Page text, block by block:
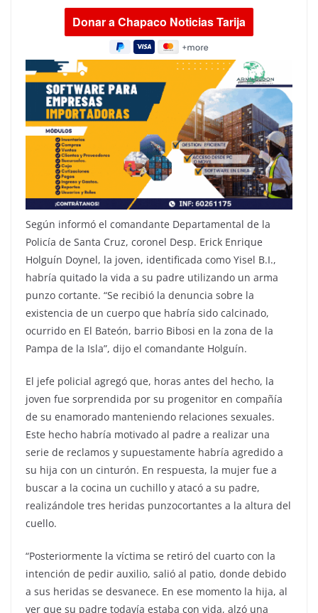
Según informó el comandante Departamental de la
Policía de Santa Cruz, coronel Desp. Erick Enrique
Holguín Doynel, la joven, identificada como Yisel B.I.,
habría quitado la vida a su padre utilizando un arma
punzo cortante. “Se recibió la denuncia sobre la
existencia de un cuerpo que habría sido calcinado,
ocurrido en El Bateón, barrio Bibosi en la zona de la
Pampa de la Isla”, dijo el comandante Holguín.
El jefe policial agregó que, horas antes del hecho, la
joven fue sorprendida por su progenitor en compañía
de su enamorado manteniendo relaciones sexuales.
Este hecho habría motivado al padre a realizar una
serie de reclamos y supuestamente habría agredido a
su hija con un cinturón. En respuesta, la mujer fue a
buscar a la cocina un cuchillo y atacó a su padre,
realizándole tres heridas punzocortantes a la altura del
cuello.
“Posteriormente la víctima se retiró del cuarto con la
intención de pedir auxilio, salió al patio, donde debido
a sus heridas se desvanece. En ese momento la hija, al
ver que su padre todavía estaba con vida, alzó una